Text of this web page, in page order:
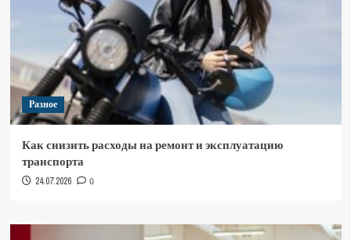
Разное
Как снизить расходы на ремонт и эксплуатацию
транспорта
24.07.2026 0